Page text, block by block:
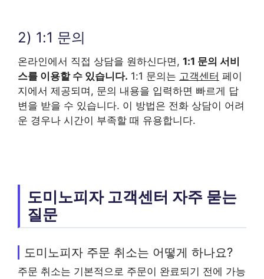
2) 1:1 문의
온라인에서 직접 상담을 원하신다면, 1:1 문의 서비
스를 이용할 수 있습니다. 1:1 문의는 고객센터 페이
지에서 제공되며, 문의 내용을 입력하면 빠르게 답
변을 받을 수 있습니다. 이 방법은 전화 상담이 어려
운 경우나 시간이 부족할 때 유용합니다.
도미노피자 고객센터 자주 묻는
질문
도미노피자 주문 취소는 어떻게 하나요?
주문 취소는 기본적으로 주문이 완료되기 전에 가능